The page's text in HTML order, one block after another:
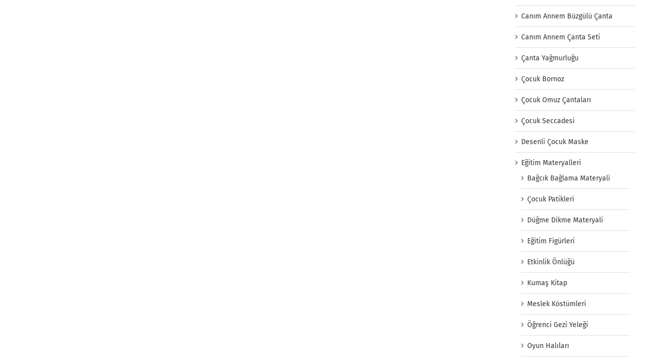
Canım Annem Büzgülü Çanta
Canım Annem Çanta Seti
Çanta Yağmurluğu
Çocuk Bornoz
Çocuk Omuz Çantaları
Çocuk Seccadesi
Desenli Çocuk Maske
Eğitim Materyalleri
Bağcık Bağlama Materyali
Çocuk Patikleri
Düğme Dikme Materyali
Eğitim Figürleri
Etkinlik Önlüğü
Kumaş Kitap
Meslek Köstümleri
Öğrenci Gezi Yeleği
Oyun Halıları